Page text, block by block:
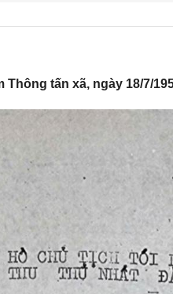
Thông tấn xã, ngày 18/7/